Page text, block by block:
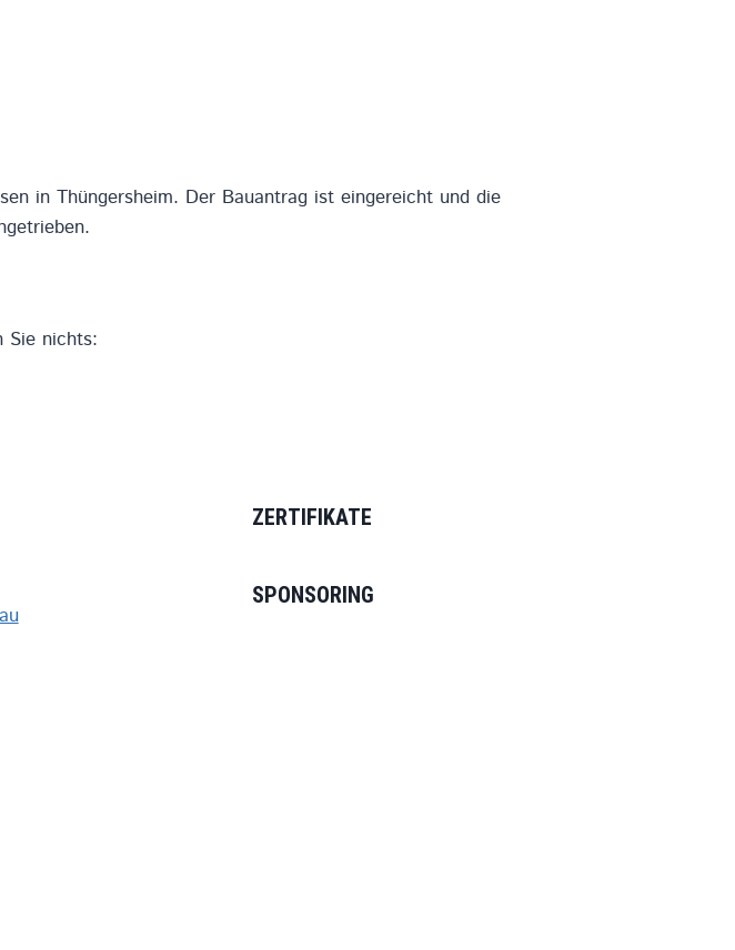
in Thüngersheim. Der Bauantrag ist eingereicht und die
Sie nichts:
ZERTIFIKATE
SPONSORING